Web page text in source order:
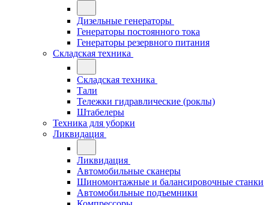
Дизельные генераторы
Генераторы постоянного тока
Генераторы резервного питания
Складская техника
Складская техника
Тали
Тележки гидравлические (роклы)
Штабелеры
Техника для уборки
Ликвидация
Ликвидация
Автомобильные сканеры
Шиномонтажные и балансировочные станки
Автомобильные подъемники